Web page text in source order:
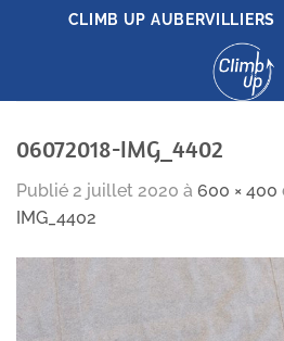
CLIMB UP AUBERVILLIERS
06072018-IMG_4402
Publié 2 juillet 2020 à 600 × 400
IMG_4402